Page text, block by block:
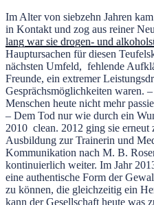
Im Alter von siebzehn Jahren
in Kontakt und zog aus reiner
lang war sie drogen- und
Hauptursachen für diesen
nächsten Umfeld, fehlende
Freunde, ein extremer
Gesprächsmöglichkeiten waren.
Menschen heute nicht mehr
– Dem Tod nur wie durch ein
2010 clean. 2012 ging sie erneut
Ausbildung zur Trainerin und
Kommunikation nach M. B.
kontinuierlich weiter. Im Jahr
eine authentische Form der
zu können, die gleichzeitig ein
kann der Gesellschaft heute was